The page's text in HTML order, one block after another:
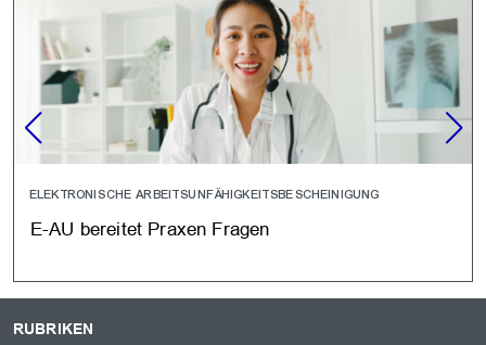
ELEKTRONISCHE ARBEITSUNFÄHIGKEITSBESCHEINIGUNG
E-AU bereitet Praxen Fragen
RUBRIKEN